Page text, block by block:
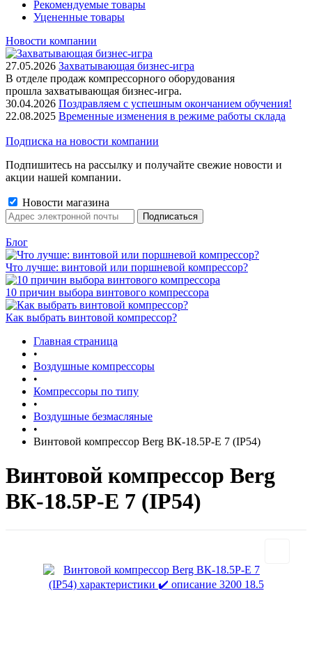
Рекомендуемые товары
Уцененные товары
Новости компании
27.05.2026 Захватывающая бизнес-игра
В отделе продаж компрессорного оборудования
прошла захватывающая бизнес-игра.
30.04.2026 Поздравляем с успешным окончанием обучения!
22.08.2025 Временные изменения в режиме работы склада
Подписка на новости компании
Подпишитесь на рассылку и получайте свежие новости и
акции нашей компании.
Новости магазина
Блог
Что лучше: винтовой или поршневой компрессор?
10 причин выбора винтового компрессора
Как выбрать винтовой компрессор?
Главная страница
•
Воздушные компрессоры
•
Компрессоры по типу
•
Воздушные безмасляные
•
Винтовой компрессор Berg ВК-18.5Р-E 7 (IP54)
Винтовой компрессор Berg
ВК-18.5Р-E 7 (IP54)